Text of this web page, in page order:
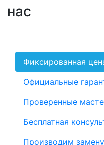
нас
Фиксированная
Официальные
Проверенные
Бесплатная
Производим